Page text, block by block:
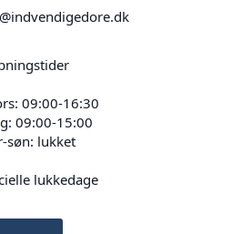
09:00-16:30
09:00-15:00
søn: lukket
lukkedage